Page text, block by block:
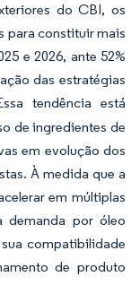
do CBI, os
para constituir mais
e 2026, ante 52%
das estratégias
tendência está
de ingredientes de
em evolução dos
À medida que a
em múltiplas
demanda por óleo
compatibilidade
de produto